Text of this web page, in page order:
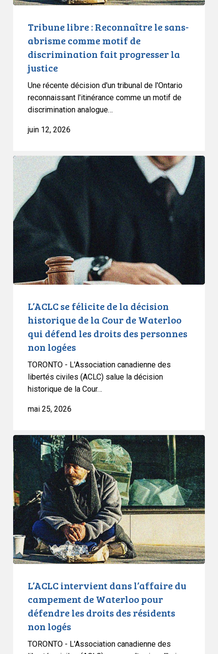
justice
Tribune libre : Reconnaître le sans-
abrisme comme motif de
discrimination fait progresser la
justice
Une récente décision d'un tribunal de l'Ontario
reconnaissant l'itinérance comme un motif de
discrimination analogue…
juin 12, 2026
L’ACLC
se
félicite
de
la
décision
historique
de
la
Cour
défend
droits
personnes
L’ACLC se félicite de la décision
historique de la Cour de Waterloo
qui défend les droits des personnes
non logées
TORONTO - L'Association canadienne des
libertés civiles (ACLC) salue la décision
historique de la Cour…
mai 25, 2026
L’ACLC
intervient
dans
l’affaire
du
campement
de
Waterloo
pour
défendre
les
résidents
logés
L’ACLC intervient dans l’affaire du
campement de Waterloo pour
défendre les droits des résidents
non logés
TORONTO - L'Association canadienne des